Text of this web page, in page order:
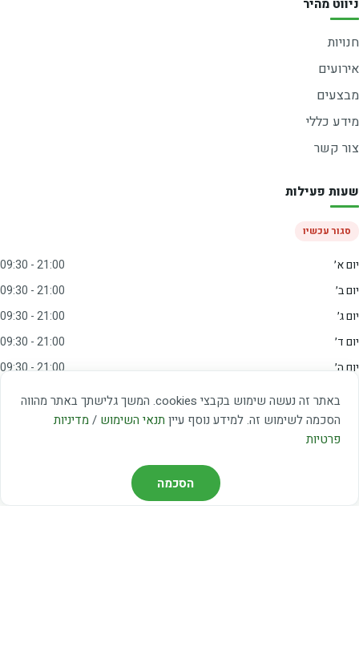
באתר זה נעשה שימוש בקבצי cookies. המשך גלישתך באתר מהווה
הסכמה לשימוש זה. למידע נוסף עיין תנאי השימוש / מדיניות
פרטיות
הסכמה
ניווט מהיר
חנויות
אירועים
מבצעים
מידע כללי
צור קשר
שעות פעילות
סגור עכשיו
יום א׳
09:30 - 21:00
יום ב׳
09:30 - 21:00
יום ג׳
09:30 - 21:00
יום ד׳
09:30 - 21:00
יום ה׳
09:30 - 21:00
יום ו׳
09:00 - 15:00
שבת
20:00 - 23:00